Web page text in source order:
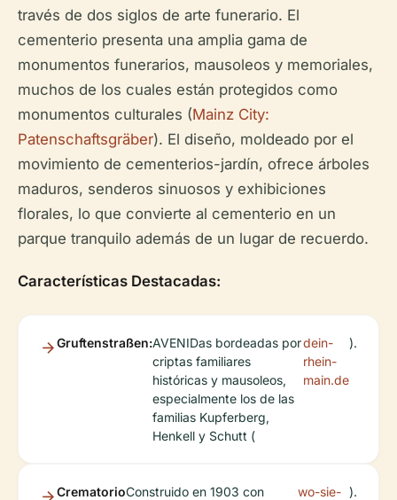
través de dos siglos de arte funerario. El
cementerio presenta una amplia gama de
monumentos funerarios, mausoleos y memoriales,
muchos de los cuales están protegidos como
monumentos culturales (Mainz City:
Patenschaftsgräber). El diseño, moldeado por el
movimiento de cementerios-jardín, ofrece árboles
maduros, senderos sinuosos y exhibiciones
florales, lo que convierte al cementerio en un
parque tranquilo además de un lugar de recuerdo.
Características Destacadas:
Gruftenstraßen:AVENIDas bordeadas por
criptas familiares
históricas y mausoleos,
especialmente los de las
familias Kupferberg,
Henkell y Schutt (
dein-
rhein-
main.de
).
CrematorioConstruido en 1903 con
wo-sie- ).